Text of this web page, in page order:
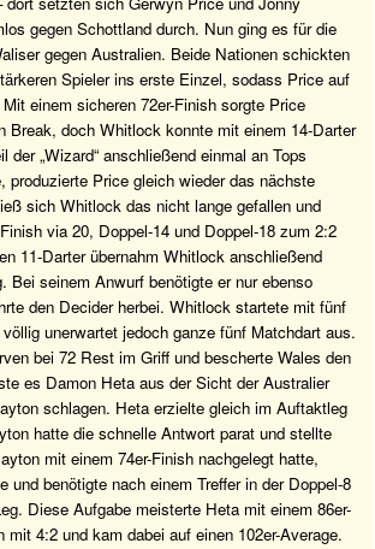
gegen Schottland durch. Nun ging es für die
gegen Australien. Beide Nationen schickten
Spieler ins erste Einzel, sodass Price auf
einem sicheren 72er-Finish sorgte Price
Break, doch Whitlock konnte mit einem 14-Darter
der „Wizard“ anschließend einmal an Tops
produzierte Price gleich wieder das nächste
sich Whitlock das nicht lange gefallen und
via 20, Doppel-14 und Doppel-18 zum 2:2
11-Darter übernahm Whitlock anschließend
Bei seinem Anwurf benötigte er nur ebenso
den Decider herbei. Whitlock startete mit fünf
unerwartet jedoch ganze fünf Matchdart aus.
bei 72 Rest im Griff und bescherte Wales den
es Damon Heta aus der Sicht der Australier
schlagen. Heta erzielte gleich im Auftaktleg
hatte die schnelle Antwort parat und stellte
mit einem 74er-Finish nachgelegt hatte,
und benötigte nach einem Treffer in der Doppel-8
Diese Aufgabe meisterte Heta mit einem 86er-
mit 4:2 und kam dabei auf einen 102er-Average.